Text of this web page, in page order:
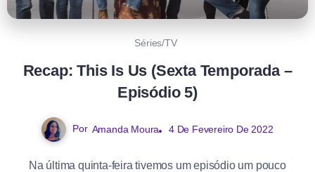
Séries/TV
Recap: This Is Us (Sexta Temporada –
Episódio 5)
Por Amanda Moura 4 De Fevereiro De 2022
Na última quinta-feira tivemos um episódio um pouco